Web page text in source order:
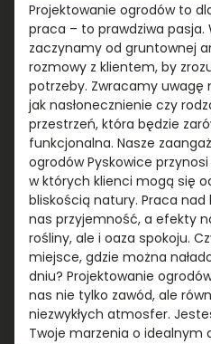
Projektowanie ogrodów to
praca – to prawdziwa pasja.
zaczynamy od gruntownej
rozmowy z klientem, by
potrzeby. Zwracamy uwagę
jak nasłonecznienie czy
przestrzeń, która będzie
funkcjonalna. Nasze
ogrodów Pyskowice
w których klienci mogą się
bliskością natury. Praca
nas przyjemność, a efekty
rośliny, ale i oaza spokoju.
miejsce, gdzie można
dniu? Projektowanie
nas nie tylko zawód, ale
niezwykłych atmosfer.
Twoje marzenia o idealnym